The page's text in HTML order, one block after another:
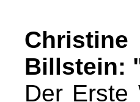
Billstein:
Der Erste